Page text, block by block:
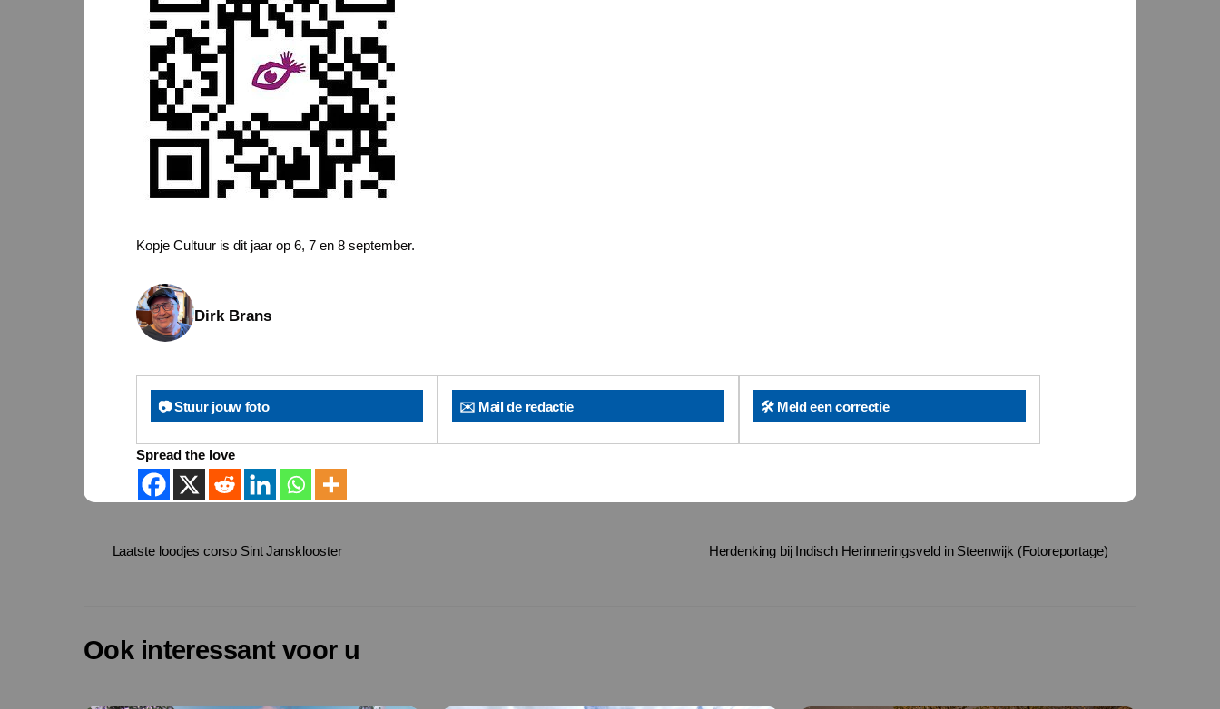
Kopje Cultuur is dit jaar op 6, 7 en 8 september.
Dirk Brans
📷 Stuur jouw foto ✉️ Mail de redactie 🛠️ Meld een correctie
Spread the love
Laatste loodjes corso Sint Jansklooster Herdenking bij Indisch Herinneringsveld in Steenwijk (Fotoreportage)
Ook interessant voor u